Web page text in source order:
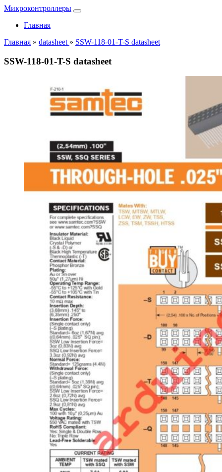
Микроконтроллеры
Главная
Главная » datasheet » SSW-118-01-T-S datasheet
SSW-118-01-T-S datasheet